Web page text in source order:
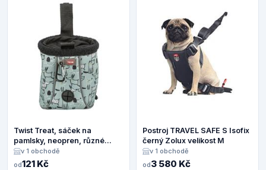
Twist Treat, sáček na
pamlsky, neopren, různé
barvy - LIMITOVANÁ
NABÍDKA 1ks/11x14cm
v 1 obchodě
od121 Kč
Postroj TRAVEL SAFE S Isofix
černý Zolux velikost M
v 1 obchodě
od3 580 Kč